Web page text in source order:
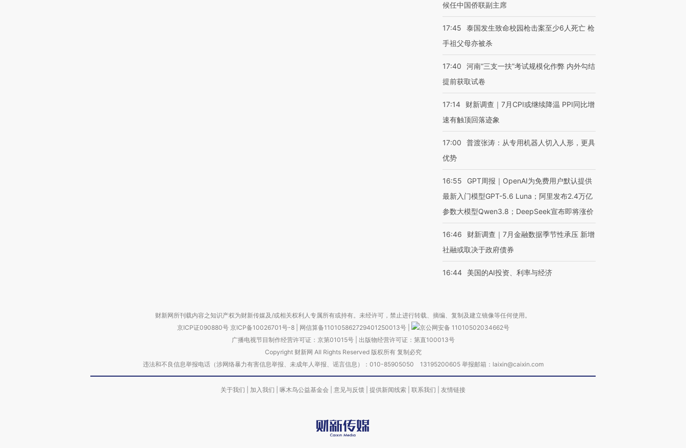
候任中国侨联副主席
17:45
泰国发生致命校园枪击案至少6人死亡 枪
手祖父母亦被杀
17:40
河南“三支一扶”考试规模化作弊 内外勾结
提前获取试卷
17:14
财新调查｜7月CPI或继续降温 PPI同比增
速有触顶回落迹象
17:00
普渡张涛：从专用机器人切入人形，更具
优势
16:55
GPT周报｜OpenAI为免费用户默认提供
最新入门模型GPT-5.6 Luna；阿里发布2.4万亿
参数大模型Qwen3.8；DeepSeek宣布即将涨价
16:46
财新调查｜7月金融数据季节性承压 新增
社融或取决于政府债券
16:44 美国的AI投资、利率与经济
财新网所刊载内容之知识产权为财新传媒及/或相关权利人专属所有或持有。未经许可，禁止进行转载、摘编、复制及建立镜像等任何使用。
京ICP证090880号 京ICP备10026701号-8 网信算备110105862729401250013号
京公网安备 11010502034662号
广播电视节目制作经营许可证：京第01015号| 出版物经营许可证：第直100013号
Copyright 财新网 All Rights Reserved 版权所有 复制必究
违法和不良信息举报电话（涉网络暴力有害信息举报、未成年人举报、谣言信息）：010-85905050 13195200605 举报邮箱：laixin@caixin.com
关于我们 加入我们 啄木鸟公益基金会 意见与反馈 提供新闻线索 联系我们 友情链接